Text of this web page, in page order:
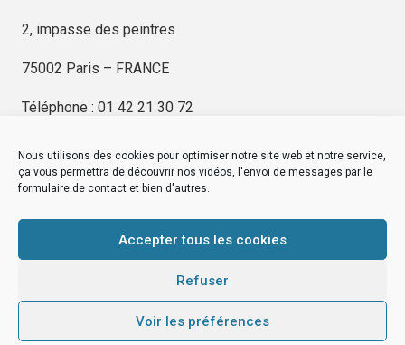
Nous utilisons des cookies pour optimiser notre site web et notre service,
ça vous permettra de découvrir nos vidéos, l'envoi de messages par le
formulaire de contact et bien d'autres.
Accepter tous les cookies
Refuser
Voir les préférences
2, impasse des peintres
75002 Paris – FRANCE
Téléphone : 01 42 21 30 72
© byeDovel.com
editionskime.fr